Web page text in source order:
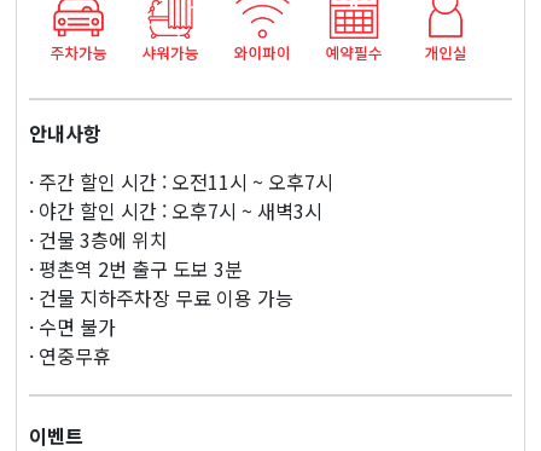
사
지
안내사항
· 주간 할인 시간 : 오전11시 ~ 오후7시
· 야간 할인 시간 : 오후7시 ~ 새벽3시
· 건물 3층에 위치
· 평촌역 2번 출구 도보 3분
· 건물 지하주차장 무료 이용 가능​
· 수면 불가
· 연중무휴
이벤트